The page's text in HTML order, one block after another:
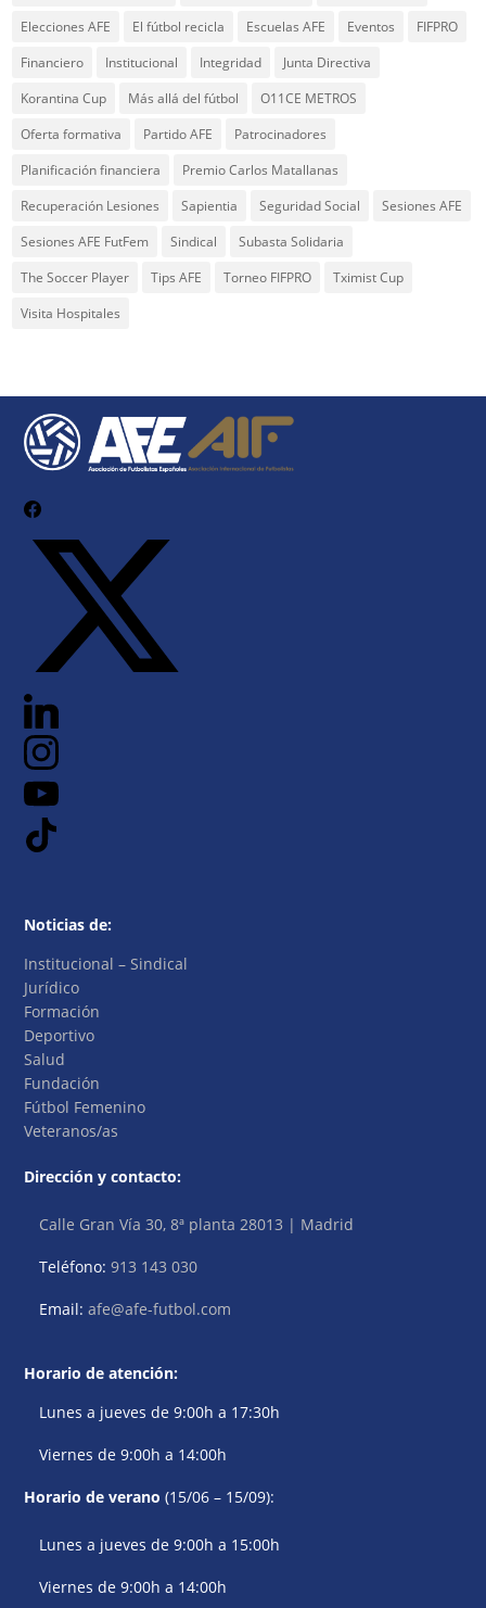
Elecciones AFE
El fútbol recicla Escuelas AFE Eventos
FIFPRO
Financiero
Institucional Integridad
Junta Directiva
Korantina Cup
Más allá del fútbol
O11CE METROS
Oferta formativa
Partido AFE
Patrocinadores
Planificación financiera
Premio Carlos Matallanas
Recuperación Lesiones
Sapientia Seguridad Social
Sesiones AFE
Sesiones AFE FutFem
Sindical
Subasta Solidaria
The Soccer Player
Tips AFE Torneo FIFPRO
Tximist Cup
Visita Hospitales
Noticias de:
Institucional – Sindical
Jurídico
Formación
Deportivo
Salud
Fundación
Fútbol Femenino
Veteranos/as
Dirección y contacto:
Calle Gran Vía 30, 8ª planta 28013 | Madrid
Teléfono:913 143 030
Email:afe@afe-futbol.com
Horario de atención:
Lunes a jueves de 9:00h a 17:30h
Viernes de 9:00h a 14:00h
Horario de verano (15/06 – 15/09):
Lunes a jueves de 9:00h a 15:00h
Viernes de 9:00h a 14:00h